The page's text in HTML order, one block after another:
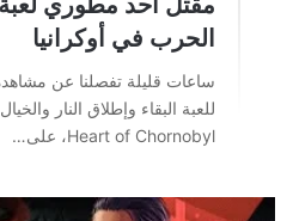
الحرب في أوكرانيا
ساعات قليلة تفصلنا عن
Heart of Chornobyl، على…